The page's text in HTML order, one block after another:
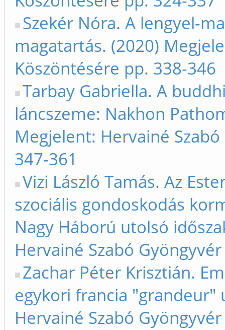
Szekér Nóra. A lengyel-
magatartás. (2020)
Köszöntésére pp. 338-346
Tarbay Gabriella. A
láncszeme: Nakhon
Megjelent: Hervainé
347-361
Vizi László Tamás. Az
szociális gondoskodás
Nagy Háború utolsó
Hervainé Szabó
Zachar Péter Krisztián.
egykori francia "grandeur"
Hervainé Szabó